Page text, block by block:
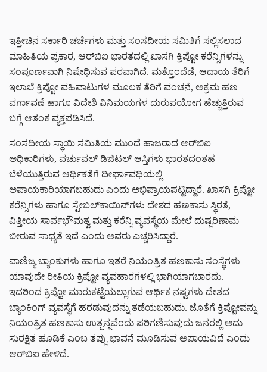
ಇತ್ತೀಚಿನ ಸರ್ಕಾರಿ ಚರ್ಚೆಗಳು ಮತ್ತು ಸಂಸದೀಯ ಸಮಿತಿಗೆ ಸಲ್ಲಿಸಲಾದ
ಮಾಹಿತಿಯ ಪ್ರಕಾರ, ಆರ್‌ಬಿಐ ಭಾರತದಲ್ಲಿ ಖಾಸಗಿ ಕ್ರಿಪ್ಟೋ ಕರೆನ್ಸಿಗಳನ್ನು
ಸಂಪೂರ್ಣವಾಗಿ ನಿಷೇಧಿಸುವ ಪರವಾಗಿದೆ. ಮತ್ತೊಂದೆಡೆ, ಆದಾಯ ತೆರಿಗೆ
ಇಲಾಖೆ ಕ್ರಿಪ್ಟೋ ವಹಿವಾಟುಗಳ ಮೂಲಕ ತೆರಿಗೆ ವಂಚನೆ, ಅಕ್ರಮ ಹಣ
ವರ್ಗಾವಣೆ ಹಾಗೂ ವಿದೇಶಿ ವಿನಿಮಯಗಳ ದುರುಪಯೋಗ ಹೆಚ್ಚುತ್ತಿರುವ
ಬಗ್ಗೆ ಆತಂಕ ವ್ಯಕ್ತಪಡಿಸಿದೆ.
ಸಂಸದೀಯ ಸ್ಥಾಯಿ ಸಮಿತಿಯ ಮುಂದೆ ಹಾಜರಾದ ಆರ್‌ಬಿಐ
ಅಧಿಕಾರಿಗಳು, ವರ್ಚುವಲ್ ಡಿಜಿಟಲ್ ಆಸ್ತಿಗಳು ಭಾರತದಂತಹ
ಬೆಳೆಯುತ್ತಿರುವ ಆರ್ಥಿಕತೆಗೆ ದೀರ್ಘಾವಧಿಯಲ್ಲಿ
ಅಪಾಯಕಾರಿಯಾಗಬಹುದು ಎಂದು ಅಭಿಪ್ರಾಯಪಟ್ಟಿದ್ದಾರೆ. ಖಾಸಗಿ ಕ್ರಿಪ್ಟೋ
ಕರೆನ್ಸಿಗಳು ಹಾಗೂ ಸ್ಟೇಬಲ್‌ಕಾಯಿನ್‌ಗಳು ದೇಶದ ಹಣಕಾಸು ಸ್ಥಿರತೆ,
ವಿತ್ತೀಯ ಸಾರ್ವಭೌಮತ್ವ ಮತ್ತು ಕರೆನ್ಸಿ ವ್ಯವಸ್ಥೆಯ ಮೇಲೆ ದುಷ್ಪರಿಣಾಮ
ಬೀರುವ ಸಾಧ್ಯತೆ ಇದೆ ಎಂದು ಅವರು ಎಚ್ಚರಿಸಿದ್ದಾರೆ.
ವಾಣಿಜ್ಯ ಬ್ಯಾಂಕುಗಳು ಹಾಗೂ ಇತರೆ ನಿಯಂತ್ರಿತ ಹಣಕಾಸು ಸಂಸ್ಥೆಗಳು
ಯಾವುದೇ ರೀತಿಯ ಕ್ರಿಪ್ಟೋ ವ್ಯವಹಾರಗಳಲ್ಲಿ ಭಾಗಿಯಾಗಬಾರದು.
ಇದರಿಂದ ಕ್ರಿಪ್ಟೋ ಮಾರುಕಟ್ಟೆಯಲ್ಲಾಗುವ ಆರ್ಥಿಕ ನಷ್ಟಗಳು ದೇಶದ
ಬ್ಯಾಂಕಿಂಗ್ ವ್ಯವಸ್ಥೆಗೆ ಹರಡುವುದನ್ನು ತಡೆಯಬಹುದು. ಜೊತೆಗೆ ಕ್ರಿಪ್ಟೋವನ್ನು
ನಿಯಂತ್ರಿತ ಹಣಕಾಸು ಉತ್ಪನ್ನವೆಂದು ಪರಿಗಣಿಸುವುದು ಜನರಲ್ಲಿ ಅದು
ಸುರಕ್ಷಿತ ಹೂಡಿಕೆ ಎಂಬ ತಪ್ಪು ಭಾವನೆ ಮೂಡಿಸುವ ಅಪಾಯವಿದೆ ಎಂದು
ಆರ್‌ಬಿಐ ಹೇಳಿದೆ.